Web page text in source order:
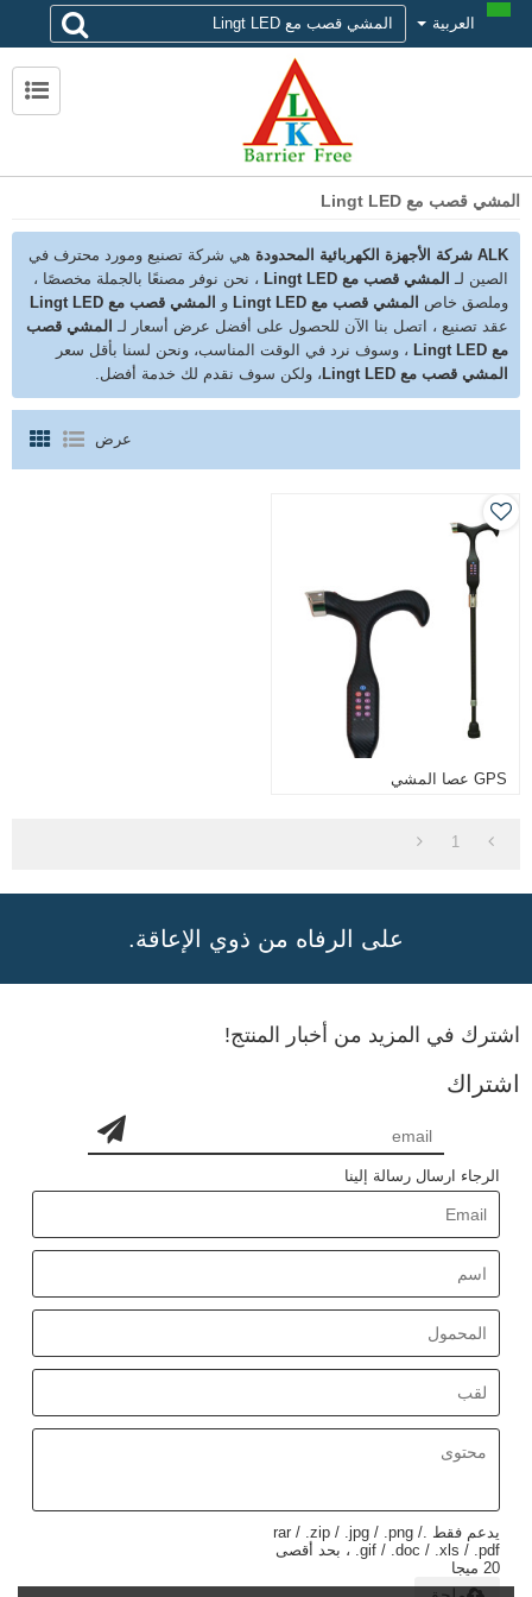
العربية
المشي قصب مع Lingt LED
ALK شركة الأجهزة الكهربائية المحدودة
هي شركة تصنيع ومورد محترف في
الصين لـ المشي قصب مع Lingt LED
، نحن نوفر مصنعًا بالجملة مخصصًا ،
وملصق خاص المشي قصب مع Lingt LED و المشي قصب مع Lingt LED
عقد تصنيع ، اتصل بنا الآن للحصول على أفضل عرض أسعار لـ المشي قصب
مع Lingt LED
، وسوف نرد في الوقت المناسب، ونحن لسنا بأقل سعر
المشي قصب مع Lingt LED
، ولكن سوف نقدم لك خدمة أفضل.
عرض
GPS عصا المشي
1
على الرفاه من ذوي الإعاقة.
اشترك في المزيد من أخبار المنتج!
اشتراك
الرجاء ارسال رسالة إلينا
يدعم فقط .rar / .zip / .jpg / .png /
.gif / .doc / .xls / .pdf ، بحد أقصى
20 ميجا